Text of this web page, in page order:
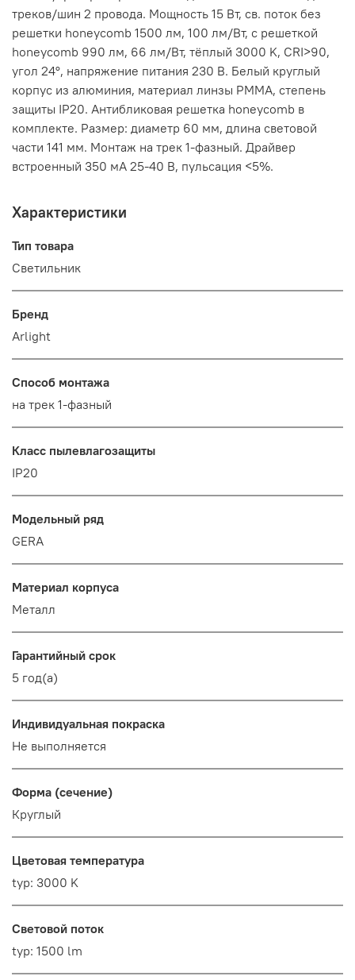
треков/шин 2 провода. Мощность 15 Вт, св. поток без
решетки honeycomb 1500 лм, 100 лм/Вт, с решеткой
honeycomb 990 лм, 66 лм/Вт, тёплый 3000 K, CRI>90,
угол 24°, напряжение питания 230 В. Белый круглый
корпус из алюминия, материал линзы PMMA, степень
защиты IP20. Антибликовая решетка honeycomb в
комплекте. Размер: диаметр 60 мм, длина световой
части 141 мм. Монтаж на трек 1-фазный. Драйвер
встроенный 350 мА 25-40 В, пульсация <5%.
Характеристики
Тип товара
Светильник
Бренд
Arlight
Способ монтажа
на трек 1-фазный
Класс пылевлагозащиты
IP20
Модельный ряд
GERA
Материал корпуса
Металл
Гарантийный срок
5 год(а)
Индивидуальная покраска
Не выполняется
Форма (сечение)
Круглый
Цветовая температура
typ: 3000 K
Световой поток
typ: 1500 lm